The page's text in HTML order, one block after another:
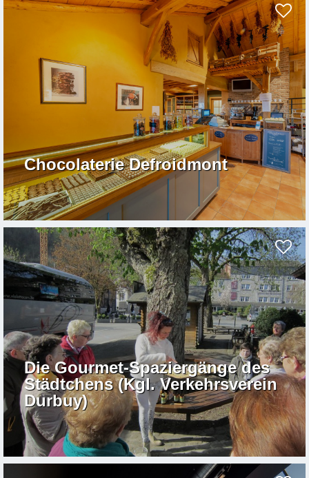
Chocolaterie Defroidmont
Die Gourmet-Spaziergänge des
Städtchens (Kgl. Verkehrsverein
Durbuy)